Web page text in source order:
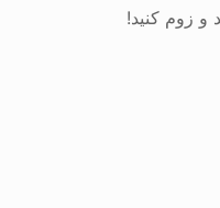
و زوم کنید!